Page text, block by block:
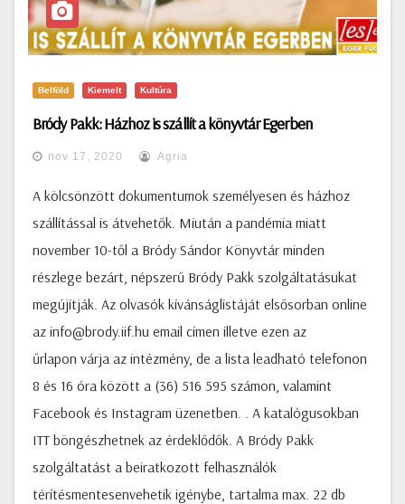
Belföld Kiemelt Kultúra
Bródy Pakk: Házhoz is szállít a könyvtár Egerben
nov 17, 2020 Agria
A kölcsönzött dokumentumok személyesen és házhoz
szállítással is átvehetők. Miután a pandémia miatt
november 10-től a Bródy Sándor Könyvtár minden
részlege bezárt, népszerű Bródy Pakk szolgáltatásukat
megújítják. Az olvasók kívánságlistáját elsősorban online
az info@brody.iif.hu email címen illetve ezen az
űrlapon várja az intézmény, de a lista leadható telefonon
8 és 16 óra között a (36) 516 595 számon, valamint
Facebook és Instagram üzenetben. . A katalógusokban
ITT böngészhetnek az érdeklődők. A Bródy Pakk
szolgáltatást a beiratkozott felhasználók
térítésmentesenvehetik igénybe, tartalma max. 22 db